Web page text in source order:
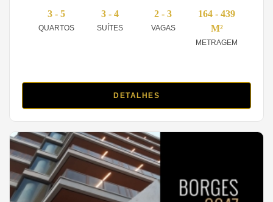
3 - 5
QUARTOS
3 - 4
SUÍTES
2 - 3
VAGAS
164 - 439
M²
METRAGEM
DETALHES